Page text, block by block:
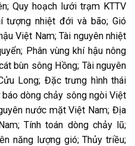
Quy hoạch lưới trạm KTTV
tượng nhiệt đới và bão; Gió
Việt Nam; Tài nguyên nhiệt
Phân vùng khí hậu nông
bùn sông Hồng; Tài nguyên
Long; Đặc trưng hình thái
dòng chảy sông ngòi Việt
nước mặt Việt Nam; Địa
Tính toán dòng chảy lũ;
năng lượng gió; Thủy triều;